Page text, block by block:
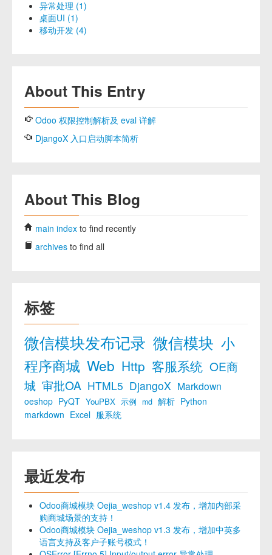
异常处理 (1)
桌面UI (1)
移动开发 (4)
About This Entry
Odoo 权限控制解析及 eval 详解
DjangoX 入口启动脚本简析
About This Blog
main index to find recently
archives to find all
标签
微信模块发布记录 微信模块 小
程序商城 Web Http 客服系统 OE商
城 审批OA HTML5 DjangoX Markdown
oeshop PyQT YouPBX 示例 md 解析 Python
markdown Excel 服系统
最近发布
Odoo商城模块 Oejia_weshop v1.4 发布，增加内部采
购商城场景的支持！
Odoo商城模块 Oejia_weshop v1.3 发布，增加中英多
语言支持及客户子账号模式！